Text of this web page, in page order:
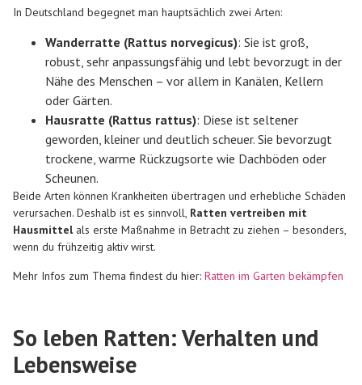
In Deutschland begegnet man hauptsächlich zwei Arten:
Wanderratte (Rattus norvegicus): Sie ist groß,
robust, sehr anpassungsfähig und lebt bevorzugt in der
Nähe des Menschen – vor allem in Kanälen, Kellern
oder Gärten.
Hausratte (Rattus rattus): Diese ist seltener
geworden, kleiner und deutlich scheuer. Sie bevorzugt
trockene, warme Rückzugsorte wie Dachböden oder
Scheunen.
Beide Arten können Krankheiten übertragen und erhebliche Schäden
verursachen. Deshalb ist es sinnvoll, Ratten vertreiben mit
Hausmittelals erste Maßnahme in Betracht zu ziehen – besonders,
wenn du frühzeitig aktiv wirst.
Mehr Infos zum Thema findest du hier: Ratten im Garten bekämpfen
So leben Ratten: Verhalten und
Lebensweise